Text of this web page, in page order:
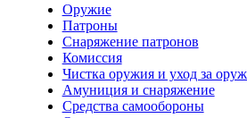
Оружие
Патроны
Снаряжение патронов
Комиссия
Чистка оружия и уход за
Амуниция и снаряжение
Средства самообороны